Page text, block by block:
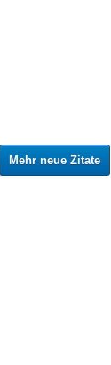
Mehr neue Zitate